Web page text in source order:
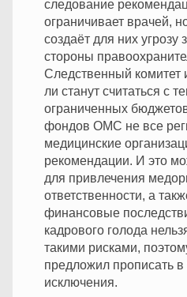
следование
ограничивает врачей,
создаёт для них угрозу
стороны
Следственный комитет
ли станут считаться с
ограниченных
фондов ОМС не все
медицинские
рекомендации. И это
для привлечения
ответственности, а
финансовые
кадрового голода
такими рисками,
предложил прописать
исключения.